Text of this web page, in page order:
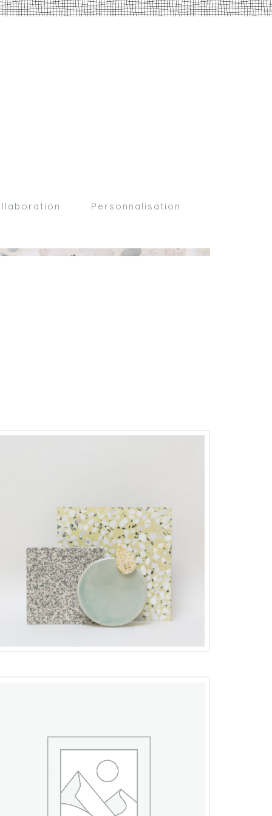
Personnalisation
16,00€ 8,00€